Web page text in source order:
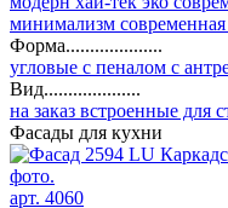
минимализм
Форма....................
угловые с пеналом с
Вид....................
на заказ встроенные для
Фасады для кухни
арт. 4060